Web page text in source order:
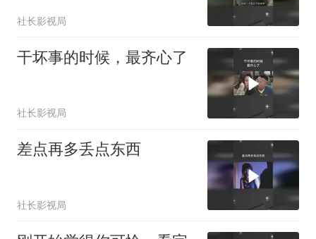
社长影视局
干坏事的时候，最齐心了
社长影视局
差点再多丢点东西
社长影视局